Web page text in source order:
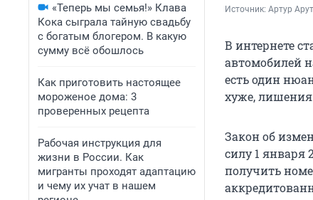
«Теперь мы семья!» Клава
Кока сыграла тайную свадьбу
с богатым блогером. В какую
сумму всё обошлось
Как приготовить настоящее
мороженое дома: 3
проверенных рецепта
Рабочая инструкция для
жизни в России. Как
мигранты проходят адаптацию
и чему их учат в нашем
Источник: Артур
В интернете
автомобилей
есть один
хуже, лишения
Закон об
силу 1 января
получить